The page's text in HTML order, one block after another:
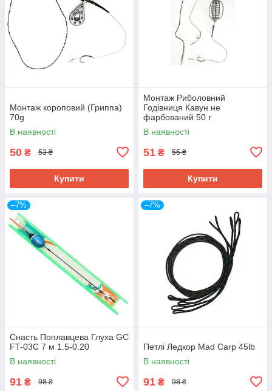
Монтаж короповий (Гриппа)
70g
В наявності
50 ₴ 53 ₴
Купити
Монтаж Риболовний
Годівниця Кавун не
фарбований 50 г
В наявності
51 ₴ 55 ₴
Купити
–7%
Снасть Поплавцева Глуха GC
FT-03C 7 м 1.5-0.20
В наявності
91 ₴ 98 ₴
–7%
Петлі Ледкор Mad Carp 45lb
В наявності
91 ₴ 98 ₴